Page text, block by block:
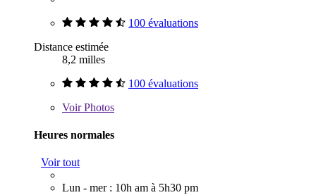
100 évaluations
Distance estimée
8,2 milles
100 évaluations
VoirPhotos
Heures normales
Voir tout
Lun - mer : 10h am à 5h30 pm